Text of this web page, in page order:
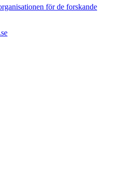
för de forskande